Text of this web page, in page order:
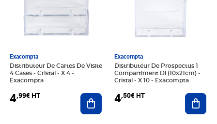
Exacompta
Distributeur De Cartes De Visite
4 Cases - Cristal - X 4 -
Exacompta
4,99€ HT Ajouter au panier
Exacompta
Distributeur De Prospectus 1
Compartiment Dl (10x21cm) -
Cristal - X 10 - Exacompta
4,50€ HT